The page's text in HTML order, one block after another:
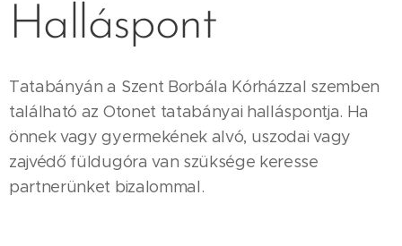
Halláspont
Tatabányán a Szent Borbála Kórházzal szemben
található az Otonet tatabányai halláspontja. Ha
önnek vagy gyermekének alvó, uszodai vagy
zajvédő füldugóra van szüksége keresse
partnerünket bizalommal.